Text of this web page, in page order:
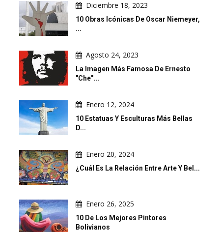
Diciembre 18, 2023
10 Obras Icónicas De Oscar Niemeyer,
...
Agosto 24, 2023
La Imagen Más Famosa De Ernesto
"Che"...
Enero 12, 2024
10 Estatuas Y Esculturas Más Bellas
D...
Enero 20, 2024
¿Cuál Es La Relación Entre Arte Y Bel...
Enero 26, 2025
10 De Los Mejores Pintores
Bolivianos